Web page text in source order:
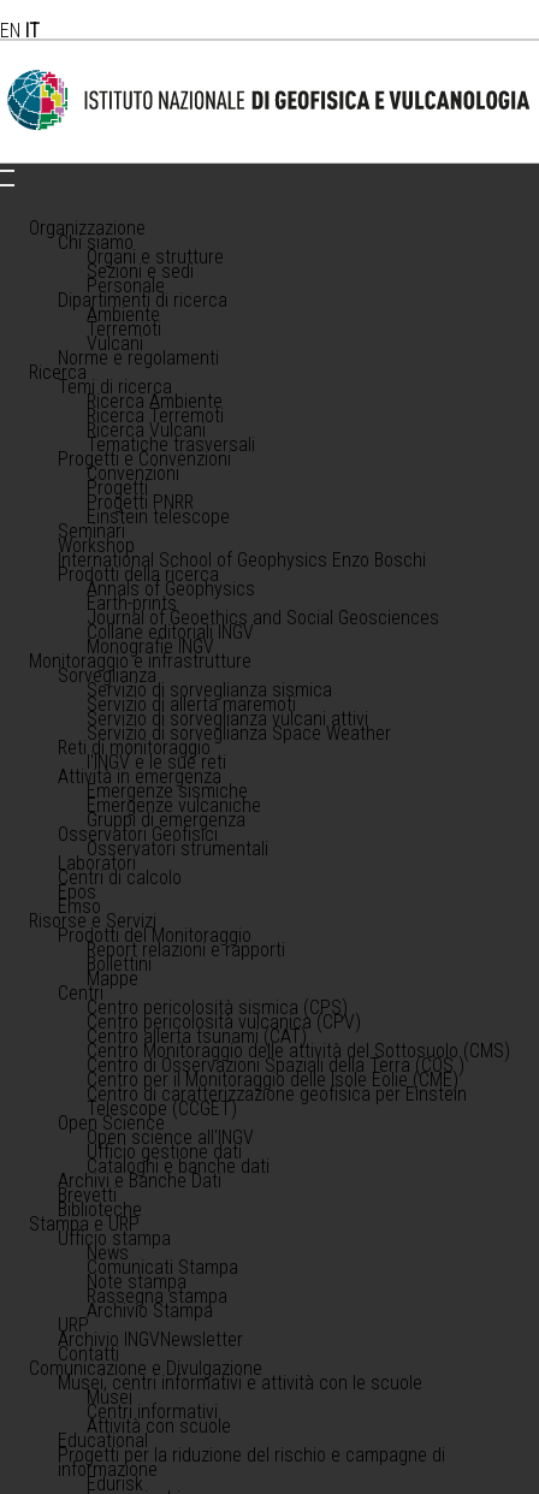
EN IT
Organizzazione
Chi siamo
Organi e strutture
Sezioni e sedi
Personale
Dipartimenti di ricerca
Ambiente
Terremoti
Vulcani
Norme e regolamenti
Ricerca
Temi di ricerca
Ricerca Ambiente
Ricerca Terremoti
Ricerca Vulcani
Tematiche trasversali
Progetti e Convenzioni
Convenzioni
Progetti
Progetti PNRR
Einstein telescope
Seminari
Workshop
International School of Geophysics Enzo Boschi
Prodotti della ricerca
Annals of Geophysics
Earth-prints
Journal of Geoethics and Social Geosciences
Collane editoriali INGV
Monografie INGV
Monitoraggio e infrastrutture
Sorveglianza
Servizio di sorveglianza sismica
Servizio di allerta maremoti
Servizio di sorveglianza vulcani attivi
Servizio di sorveglianza Space Weather
Reti di monitoraggio
l'INGV e le sue reti
Attività in emergenza
Emergenze sismiche
Emergenze vulcaniche
Gruppi di emergenza
Osservatori Geofisici
Osservatori strumentali
Laboratori
Centri di calcolo
Epos
Emso
Risorse e Servizi
Prodotti del Monitoraggio
Report relazioni e rapporti
Bollettini
Mappe
Centri
Centro pericolosità sismica (CPS)
Centro pericolosità vulcanica (CPV)
Centro allerta tsunami (CAT)
Centro Monitoraggio delle attività del Sottosuolo (CMS)
Centro di Osservazioni Spaziali della Terra (COS )
Centro per il Monitoraggio delle Isole Eolie (CME)
Centro di caratterizzazione geofisica per Einstein
Telescope (CCGET)
Open Science
Open science all'INGV
Ufficio gestione dati
Cataloghi e banche dati
Archivi e Banche Dati
Brevetti
Biblioteche
Stampa e URP
Ufficio stampa
News
Comunicati Stampa
Note stampa
Rassegna stampa
Archivio Stampa
URP
Archivio INGVNewsletter
Contatti
Comunicazione e Divulgazione
Musei, centri informativi e attività con le scuole
Musei
Centri informativi
Attività con scuole
Educational
Progetti per la riduzione del rischio e campagne di
informazione
Edurisk